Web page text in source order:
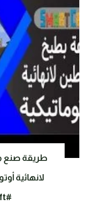
طريقة صنع
لانهائية
#SmartCraft